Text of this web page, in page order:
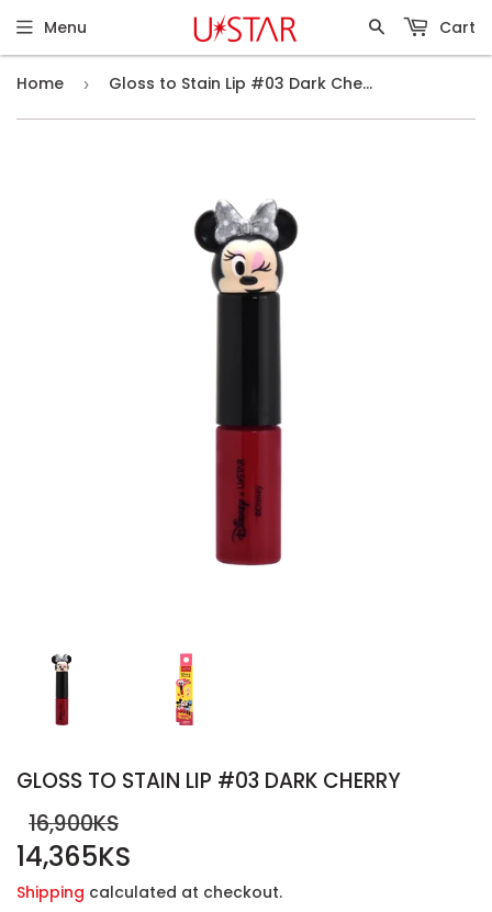
Menu Cart
Home › Gloss to Stain Lip #03 Dark Cherry
GLOSS TO STAIN LIP #03 DARK CHERRY
16,900KS
14,365KS
PRICE
PRICE
Shipping calculated at checkout.